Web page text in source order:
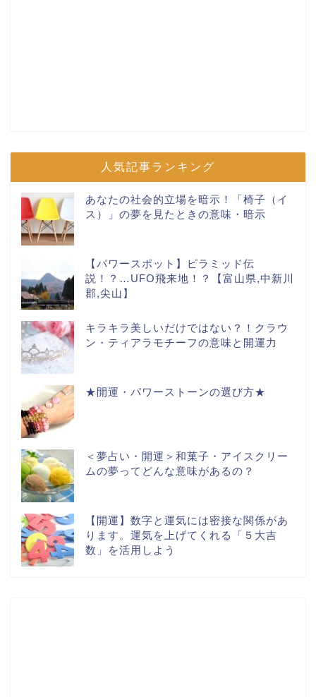
人気記事ランキング
あなたの社会的立場を暗示！「椅子（イ
ス）」の夢を見たときの意味・暗示
【パワースポット】ピラミッド伝
説！？…UFO飛来地！？【富山県,中新川
郡,尖山】
キラキラ美しいだけではない？！クラウ
ン・ティアラモチーフの意味と開運力
★開運・パワーストーンの選び方★
＜夢占い・開運＞和菓子・アイスクリー
ムの夢ってどんな意味があるの？
【開運】数字と運気には密接な関係があ
ります。運気を上げてくれる「５大吉
数」を活用しよう